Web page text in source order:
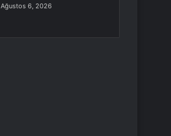
Ağustos 6, 2026